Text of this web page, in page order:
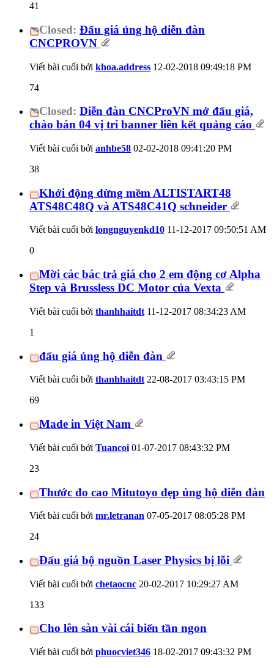
41
Closed: Đấu giá ủng hộ diễn đàn
CNCPROVN
Viết bài cuối bởi khoa.address 12-02-2018 09:49:18 PM
74
Closed: Diễn đàn CNCProVN mở đấu giá,
chào bán 04 vị trí banner liên kết quảng cáo
Viết bài cuối bởi anhbe58 02-02-2018 09:41:20 PM
38
Khởi động dừng mềm ALTISTART48
ATS48C48Q và ATS48C41Q schneider
Viết bài cuối bởi longnguyenkd10 11-12-2017 09:50:51 AM
0
Mời các bác trả giá cho 2 em động cơ Alpha
Step và Brussless DC Motor của Vexta
Viết bài cuối bởi thanhhaitdt 11-12-2017 08:34:23 AM
1
đấu giá ủng hộ diễn đàn
Viết bài cuối bởi thanhhaitdt 22-08-2017 03:43:15 PM
69
Made in Việt Nam
Viết bài cuối bởi Tuancoi 01-07-2017 08:43:32 PM
23
Thước đo cao Mitutoyo đẹp ủng hộ diễn đàn
Viết bài cuối bởi mr.letranan 07-05-2017 08:05:28 PM
24
Đấu giá bộ nguồn Laser Physics bị lỗi
Viết bài cuối bởi chetaocnc 20-02-2017 10:29:27 AM
133
Cho lên sàn vài cái biến tần ngon
Viết bài cuối bởi phuocviet346 18-02-2017 09:43:32 PM